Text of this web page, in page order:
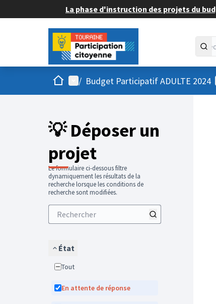
La phase d'instruction des projets du
AccueilMenu principal
/ Budget Participatif ADULTE 2024
💡 Déposer un
projet
Le formulaire ci-dessous filtre
dynamiquement les résultats de la
recherche lorsque les conditions de
recherche sont modifiées.
État
Tout
En attente de réponse